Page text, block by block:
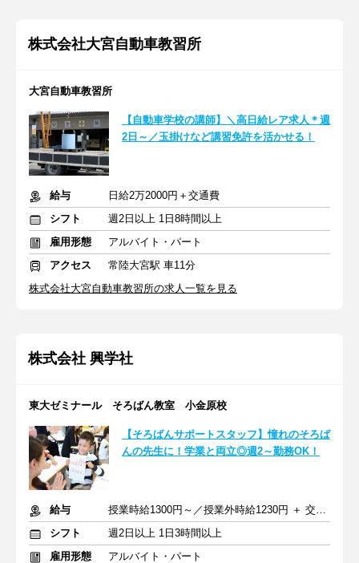
株式会社大宮自動車教習所
大宮自動車教習所
【自動車学校の講師】＼高日給レア求人＊週
2日～／玉掛けなど講習免許を活かせる！
給与
日給2万2000円＋交通費
シフト
週2日以上 1日8時間以上
雇用形態
アルバイト・パート
アクセス
常陸大宮駅 車11分
株式会社大宮自動車教習所の求人一覧を見る
株式会社 興学社
東大ゼミナール そろばん教室 小金原校
【そろばんサポートスタッフ】憧れのそろば
んの先生に！学業と両立◎週2～勤務OK！
給与
授業時給1300円～／授業外時給1230円 ＋ 交通費全額支給
シフト
週2日以上 1日3時間以上
雇用形態
アルバイト・パート